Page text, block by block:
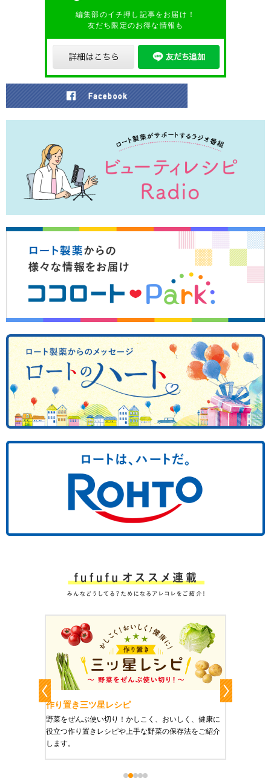
編集部のイチ押し記事をお届け！
友だち限定のお得な情報も
作り置き三ツ星レシピ
野菜をぜんぶ使い切り！かしこく、おいしく、健康に
役立つ作り置きレシピや上手な野菜の保存法をご紹介
します。